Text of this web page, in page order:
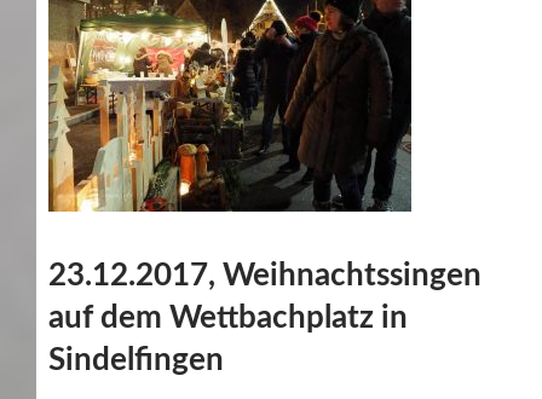
23.12.2017, Weihnachtssingen
auf dem Wettbachplatz in
Sindelfingen